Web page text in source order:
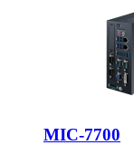
MIC-7700